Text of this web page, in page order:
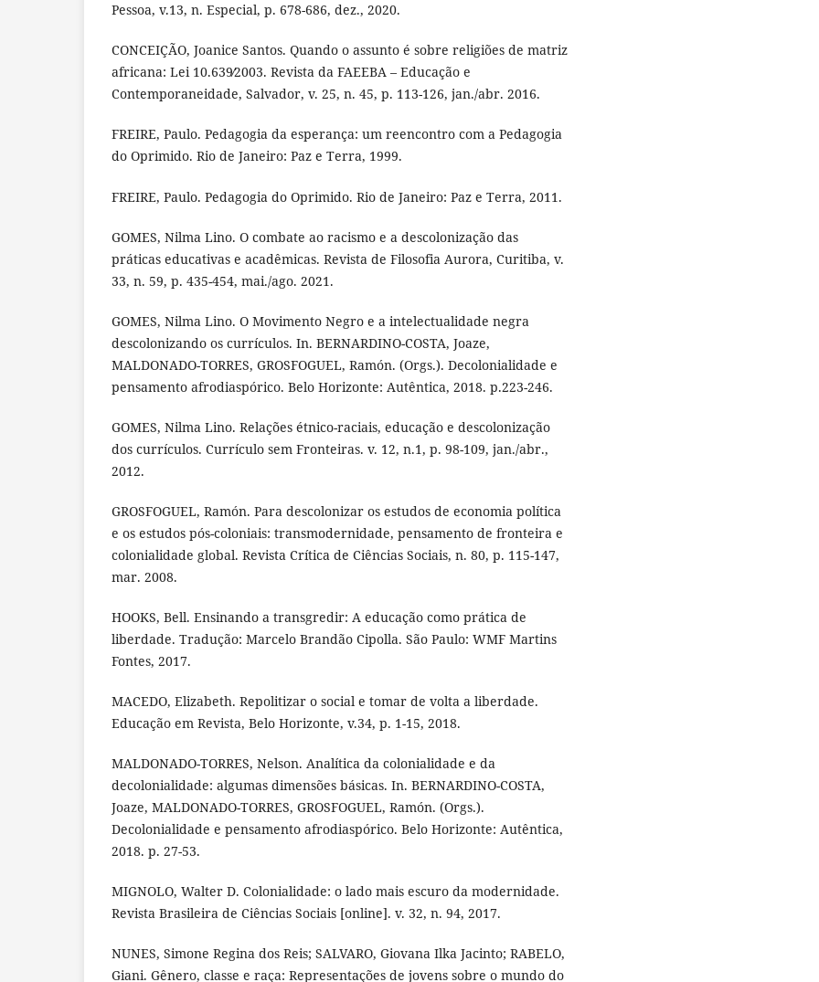
Pessoa, v.13, n. Especial, p. 678-686, dez., 2020.
CONCEIÇÃO, Joanice Santos. Quando o assunto é sobre religiões de matriz
africana: Lei 10.639∕2003. Revista da FAEEBA – Educação e
Contemporaneidade, Salvador, v. 25, n. 45, p. 113-126, jan./abr. 2016.
FREIRE, Paulo. Pedagogia da esperança: um reencontro com a Pedagogia
do Oprimido. Rio de Janeiro: Paz e Terra, 1999.
FREIRE, Paulo. Pedagogia do Oprimido. Rio de Janeiro: Paz e Terra, 2011.
GOMES, Nilma Lino. O combate ao racismo e a descolonização das
práticas educativas e acadêmicas. Revista de Filosofia Aurora, Curitiba, v.
33, n. 59, p. 435-454, mai./ago. 2021.
GOMES, Nilma Lino. O Movimento Negro e a intelectualidade negra
descolonizando os currículos. In. BERNARDINO-COSTA, Joaze,
MALDONADO-TORRES, GROSFOGUEL, Ramón. (Orgs.). Decolonialidade e
pensamento afrodiaspórico. Belo Horizonte: Autêntica, 2018. p.223-246.
GOMES, Nilma Lino. Relações étnico-raciais, educação e descolonização
dos currículos. Currículo sem Fronteiras. v. 12, n.1, p. 98-109, jan./abr.,
2012.
GROSFOGUEL, Ramón. Para descolonizar os estudos de economia política
e os estudos pós-coloniais: transmodernidade, pensamento de fronteira e
colonialidade global. Revista Crítica de Ciências Sociais, n. 80, p. 115-147,
mar. 2008.
HOOKS, Bell. Ensinando a transgredir: A educação como prática de
liberdade. Tradução: Marcelo Brandão Cipolla. São Paulo: WMF Martins
Fontes, 2017.
MACEDO, Elizabeth. Repolitizar o social e tomar de volta a liberdade.
Educação em Revista, Belo Horizonte, v.34, p. 1-15, 2018.
MALDONADO-TORRES, Nelson. Analítica da colonialidade e da
decolonialidade: algumas dimensões básicas. In. BERNARDINO-COSTA,
Joaze, MALDONADO-TORRES, GROSFOGUEL, Ramón. (Orgs.).
Decolonialidade e pensamento afrodiaspórico. Belo Horizonte: Autêntica,
2018. p. 27-53.
MIGNOLO, Walter D. Colonialidade: o lado mais escuro da modernidade.
Revista Brasileira de Ciências Sociais [online]. v. 32, n. 94, 2017.
NUNES, Simone Regina dos Reis; SALVARO, Giovana Ilka Jacinto; RABELO,
Giani. Gênero, classe e raça: Representações de jovens sobre o mundo do